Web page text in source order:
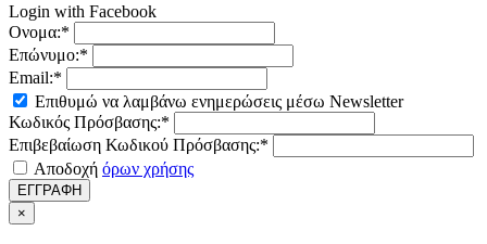
Login with Facebook
Ονομα:*
Επώνυμο:*
Email:*
Επιθυμώ να λαμβάνω ενημερώσεις μέσω Newsletter
Κωδικός Πρόσβασης:*
Επιβεβαίωση Κωδικού Πρόσβασης:*
Αποδοχή όρων χρήσης
ΕΓΓΡΑΦΗ
×